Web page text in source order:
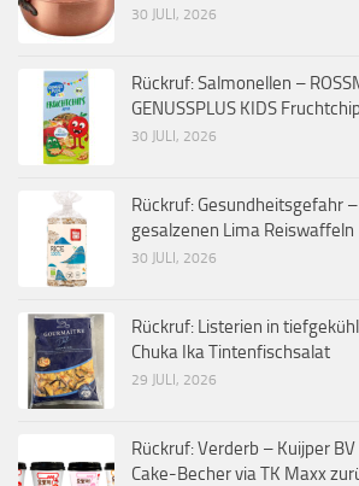
30 JULI, 2026
Rückruf: Salmonellen –
GENUSSPLUS KIDS
30 JULI, 2026
Rückruf: Gesundheitsgefahr
gesalzenen Lima Reiswaffeln
30 JULI, 2026
Rückruf: Listerien in
Chuka Ika Tintenfischsalat
29 JULI, 2026
Rückruf: Verderb – Kuijper
Cake-Becher via TK Maxx